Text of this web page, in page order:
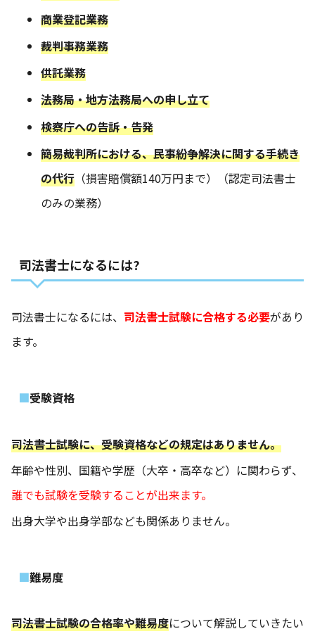
商業登記業務
裁判事務業務
供託業務
法務局・地方法務局への申し立て
検察庁への告訴・告発
簡易裁判所における、民事紛争解決に関する手続き
の代行（損害賠償額140万円まで）（認定司法書士
のみの業務）
司法書士になるには?
司法書士になるには、 司法書士試験に合格する必要があり
ます。
受験資格
司法書士試験に、受験資格などの規定はありません。
年齢や性別、国籍や学歴（大卒・高卒など）に関わらず、
誰でも試験を受験することが出来ます。
出身大学や出身学部なども関係ありません。
難易度
司法書士試験の合格率や難易度について解説していきたい